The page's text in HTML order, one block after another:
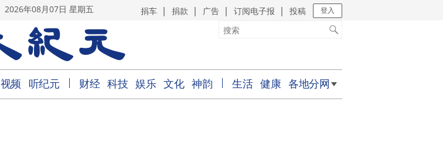
2026年08月07日 星期五 捐车 捐款 广告 订阅电子报 投稿 登入
视频 听纪元 财经 科技 娱乐 文化 神韵 生活 健康 各地分网